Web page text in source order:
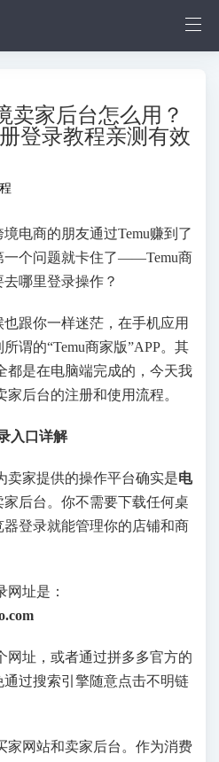
卖家后台怎么用？
登录教程亲测有效
电商的朋友通过Temu赚到了
一个问题就卡住了——Temu商
哪里登录操作？
跟你一样迷茫，在手机应用
谓的“Temu商家版”APP。其
都是在电脑端完成的，今天我
家后台的注册和使用流程。
入口详解
卖家提供的操作平台确实是电
家后台。你不需要下载任何桌
登录就能管理你的店铺和商
网址是：
网址，或者通过拼多多官方的
过搜索引擎随意点击不明链
家网站和卖家后台。作为消费